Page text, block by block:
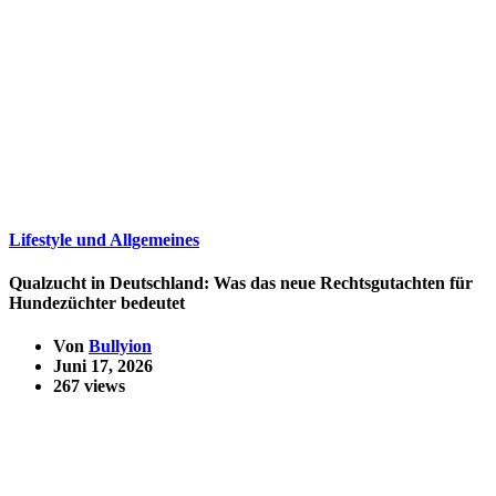
Lifestyle und Allgemeines
Qualzucht in Deutschland: Was das neue Rechtsgutachten für
Hundezüchter bedeutet
Von Bullyion
Juni 17, 2026
267 views